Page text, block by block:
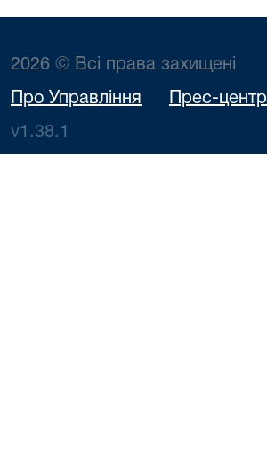
2026 © Всі права захищені
Про Управління Прес-центр
v1.38.1